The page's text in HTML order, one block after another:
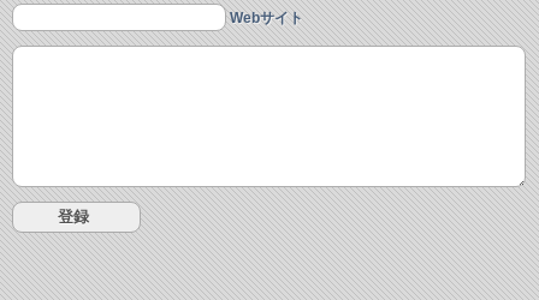
Webサイト